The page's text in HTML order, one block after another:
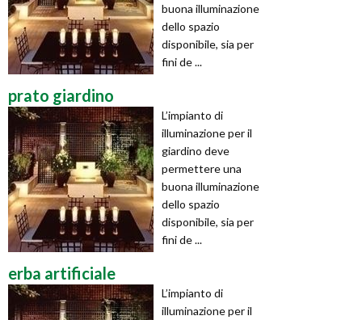
buona illuminazione
dello spazio
disponibile, sia per
fini de ...
prato giardino
L’impianto di
illuminazione per il
giardino deve
permettere una
buona illuminazione
dello spazio
disponibile, sia per
fini de ...
erba artificiale
L’impianto di
illuminazione per il